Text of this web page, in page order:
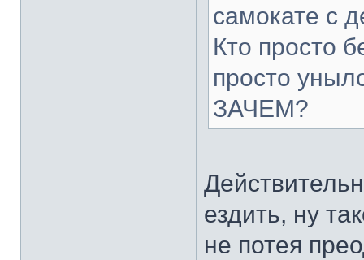
самокате с
Кто просто
просто
ЗАЧЕМ?
ездить, ну
не потея